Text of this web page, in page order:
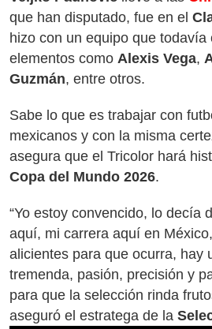
que han disputado, fue en el
hizo con un equipo que todavía
elementos como Alexis Vega,
Guzmán, entre otros.
Sabe lo que es trabajar con
mexicanos y con la misma
asegura que el Tricolor hará
Copa del Mundo 2026.
“Yo estoy convencido, lo decía
aquí, mi carrera aquí en
alicientes para que ocurra, hay
tremenda, pasión, precisión y
para que la selección rinda
aseguró el estratega de la